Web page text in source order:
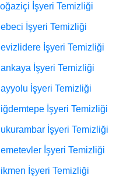
İşyeri Temizliği
İşyeri Temizliği
İşyeri Temizliği
İşyeri Temizliği
İşyeri Temizliği
İşyeri Temizliği
İşyeri Temizliği
İşyeri Temizliği
İşyeri Temizliği